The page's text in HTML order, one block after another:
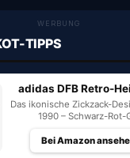
WERBUNG
TIPPS
adidas DFB Retro-
Das ikonische Zickzack-
1990 – Schwarz-Rot-
Bei Amazon